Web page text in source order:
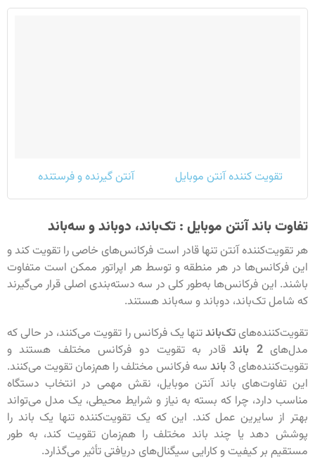
تقویت کننده آنتن موبایل آنتن گیرنده و فرستنده
تفاوت باند آنتن موبایل : تک‌باند، دوباند و سه‌باند
هر تقویت‌کننده آنتن تنها قادر است فرکانس‌های خاصی را تقویت کند و
این فرکانس‌ها در هر منطقه و توسط هر اپراتور ممکن است متفاوت
باشند. این فرکانس‌ها به‌طور کلی در سه دسته‌بندی اصلی قرار می‌گیرند
که شامل تک‌باند، دوباند و سه‌باند هستند.
تقویت‌کننده‌هایتک‌باندتنها یک فرکانس را تقویت می‌کنند، در حالی که
مدل‌های2 باند
قادر به تقویت دو فرکانس مختلف هستند و
تقویت‌کننده‌های 3
باند سه فرکانس مختلف را هم‌زمان تقویت می‌کنند.
این تفاوت‌های باند آنتن موبایل، نقش مهمی در انتخاب دستگاه
مناسب دارد، چرا که بسته به نیاز و شرایط محیطی، یک مدل می‌تواند
بهتر از سایرین عمل کند. این که یک تقویت‌کننده تنها یک باند را
پوشش دهد یا چند باند مختلف را هم‌زمان تقویت کند، به طور
مستقیم بر کیفیت و کارایی سیگنال‌های دریافتی تأثیر می‌گذارد.